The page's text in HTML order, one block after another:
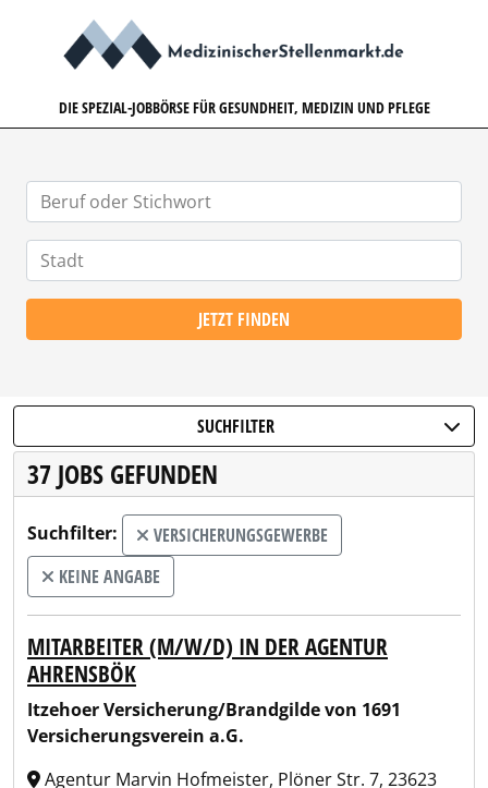
DIE SPEZIAL-JOBBÖRSE FÜR GESUNDHEIT, MEDIZIN UND PFLEGE
JETZT FINDEN
SUCHFILTER
37 JOBS GEFUNDEN
Suchfilter:
VERSICHERUNGSGEWERBE
KEINE ANGABE
MITARBEITER (M/W/D) IN DER AGENTUR
AHRENSBÖK
Itzehoer Versicherung/Brandgilde von 1691
Versicherungsverein a.G.
Agentur Marvin Hofmeister, Plöner Str. 7, 23623